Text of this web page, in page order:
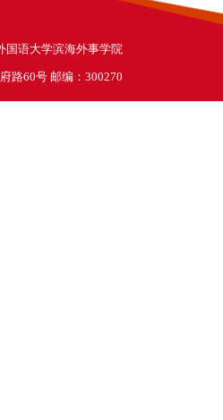
国语大学滨海外事学院
路60号 邮编：300270